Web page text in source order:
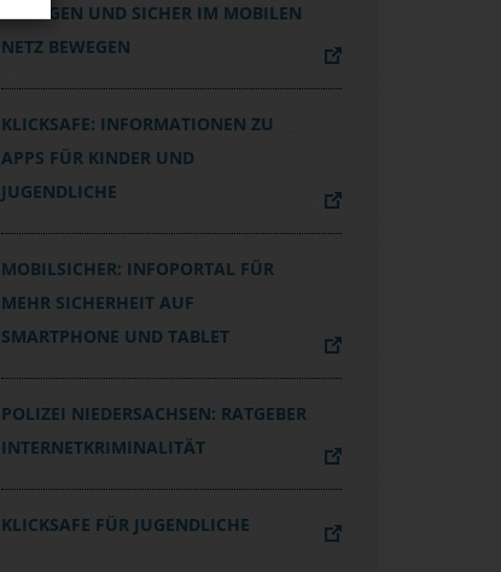
BEWEGEN UND SICHER IM MOBILEN
NETZ BEWEGEN
KLICKSAFE: INFORMATIONEN ZU
APPS FÜR KINDER UND
JUGENDLICHE
MOBILSICHER: INFOPORTAL FÜR
MEHR SICHERHEIT AUF
SMARTPHONE UND TABLET
POLIZEI NIEDERSACHSEN: RATGEBER
INTERNETKRIMINALITÄT
KLICKSAFE FÜR JUGENDLICHE